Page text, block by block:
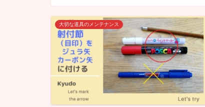
大切な道具のメンテナンス